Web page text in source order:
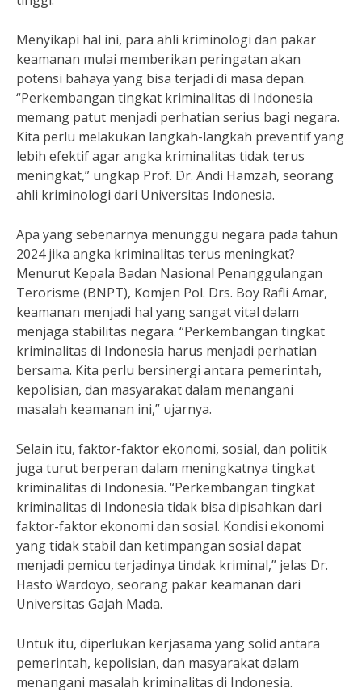
Menyikapi hal ini, para ahli kriminologi dan pakar
keamanan mulai memberikan peringatan akan
potensi bahaya yang bisa terjadi di masa depan.
“Perkembangan tingkat kriminalitas di Indonesia
memang patut menjadi perhatian serius bagi negara.
Kita perlu melakukan langkah-langkah preventif yang
lebih efektif agar angka kriminalitas tidak terus
meningkat,” ungkap Prof. Dr. Andi Hamzah, seorang
ahli kriminologi dari Universitas Indonesia.
Apa yang sebenarnya menunggu negara pada tahun
2024 jika angka kriminalitas terus meningkat?
Menurut Kepala Badan Nasional Penanggulangan
Terorisme (BNPT), Komjen Pol. Drs. Boy Rafli Amar,
keamanan menjadi hal yang sangat vital dalam
menjaga stabilitas negara. “Perkembangan tingkat
kriminalitas di Indonesia harus menjadi perhatian
bersama. Kita perlu bersinergi antara pemerintah,
kepolisian, dan masyarakat dalam menangani
masalah keamanan ini,” ujarnya.
Selain itu, faktor-faktor ekonomi, sosial, dan politik
juga turut berperan dalam meningkatnya tingkat
kriminalitas di Indonesia. “Perkembangan tingkat
kriminalitas di Indonesia tidak bisa dipisahkan dari
faktor-faktor ekonomi dan sosial. Kondisi ekonomi
yang tidak stabil dan ketimpangan sosial dapat
menjadi pemicu terjadinya tindak kriminal,” jelas Dr.
Hasto Wardoyo, seorang pakar keamanan dari
Universitas Gajah Mada.
Untuk itu, diperlukan kerjasama yang solid antara
pemerintah, kepolisian, dan masyarakat dalam
menangani masalah kriminalitas di Indonesia.